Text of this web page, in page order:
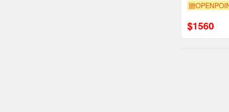
贈
$1560